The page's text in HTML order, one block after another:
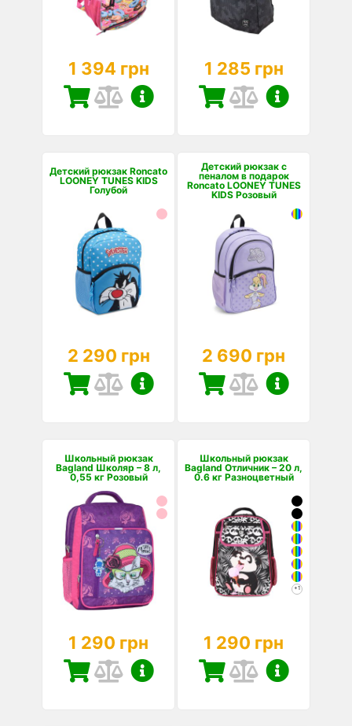
1 394 грн 1 285 грн
Детский рюкзак Roncato
LOONEY TUNES KIDS
Голубой
2 290 грн
Детский рюкзак с
пеналом в подарок
Roncato LOONEY TUNES
KIDS Розовый
2 690 грн
Школьный рюкзак
Bagland Школяр – 8 л,
0,55 кг Розовый
1 290 грн
Школьный рюкзак
Bagland Отличник – 20 л,
0.6 кг Разноцветный
+1
1 290 грн